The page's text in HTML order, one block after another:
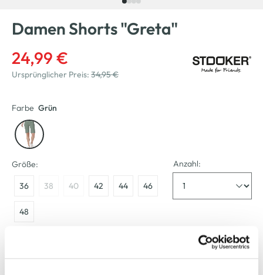
Damen Shorts "Greta"
24,99 €
Ursprünglicher Preis: 34,95 €
Farbe Grün
Größe:
36 38 40 42 44 46
48
Anzahl: